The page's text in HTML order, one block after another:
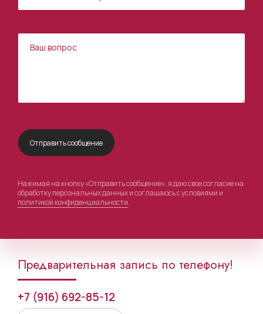
Нажимая на кнопку «Отправить сообщение», я даю свое согласие на
обработку персональных данных и соглашаюсь с условиями и
политикой конфиденциальности.
Предварительная запись по телефону!
+7 (916) 692-85-12